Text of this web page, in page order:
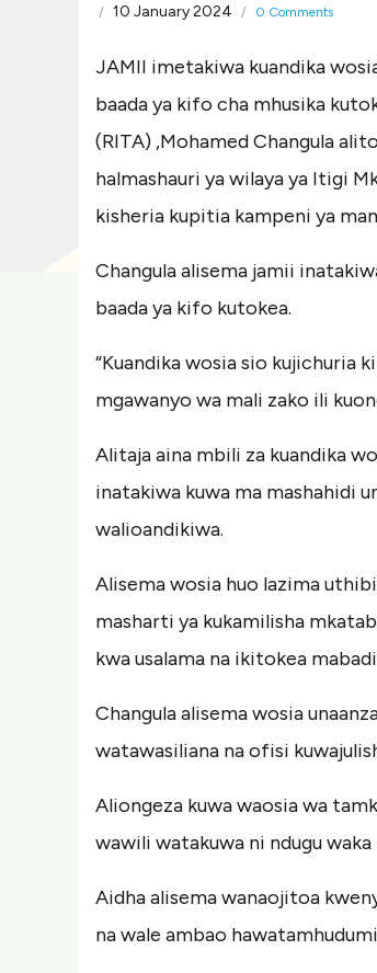
/ 10 January 2024 / 0 Comments
JAMII imetakiwa kuandika
baada ya kifo cha mhusika
(RITA) ,Mohamed Changula
halmashauri ya wilaya ya Itigi
kisheria kupitia kampeni ya
Changula alisema jamii
baada ya kifo kutokea.
“Kuandika wosia sio kujichuria
mgawanyo wa mali zako ili
Alitaja aina mbili za kuandika
inatakiwa kuwa ma mashahidi
walioandikiwa.
Alisema wosia huo lazima
masharti ya kukamilisha
kwa usalama na ikitokea
Changula alisema wosia
watawasiliana na ofisi
Aliongeza kuwa waosia wa
wawili watakuwa ni ndugu
Aidha alisema wanaojitoa
na wale ambao